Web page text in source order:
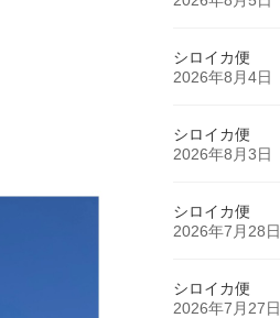
シロイカ便
2026年8月4日
シロイカ便
2026年8月3日
シロイカ便
2026年7月28日
シロイカ便
2026年7月27日